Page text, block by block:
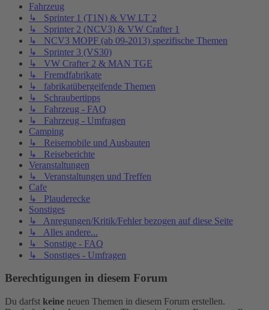
Fahrzeug
↳ Sprinter 1 (T1N) & VW LT 2
↳ Sprinter 2 (NCV3) & VW Crafter 1
↳ NCV3 MOPF (ab 09-2013) spezifische Themen
↳ Sprinter 3 (VS30)
↳ VW Crafter 2 & MAN TGE
↳ Fremdfabrikate
↳ fabrikatübergeifende Themen
↳ Schraubertipps
↳ Fahrzeug - FAQ
↳ Fahrzeug - Umfragen
Camping
↳ Reisemobile und Ausbauten
↳ Reiseberichte
Veranstaltungen
↳ Veranstaltungen und Treffen
Cafe
↳ Plauderecke
Sonstiges
↳ Anregungen/Kritik/Fehler bezogen auf diese Seite
↳ Alles andere...
↳ Sonstige - FAQ
↳ Sonstiges - Umfragen
Berechtigungen in diesem Forum
Du darfst keine neuen Themen in diesem Forum erstellen.